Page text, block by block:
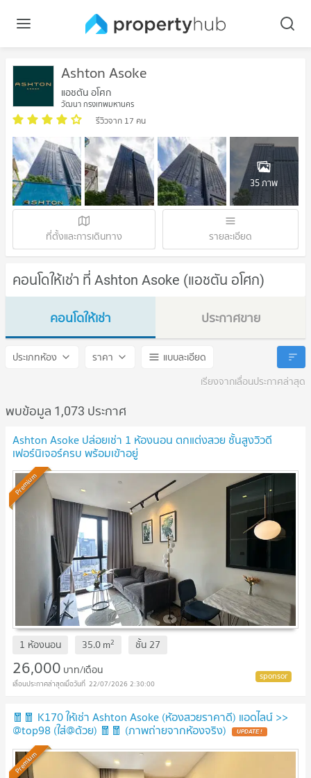
Ashton Asoke
แอชตัน อโศก
วัฒนา กรุงเทพมหานคร
รีวิวจาก 17 คน
35 ภาพ
ที่ตั้งและการเดินทาง รายละเอียด
คอนโดให้เช่า ที่ Ashton Asoke (แอชตัน อโศก)
คอนโดให้เช่า
Ashton Asoke
ประกาศขาย
Ashton Asoke
ประเภทห้อง ราคา
แบบละเอียด
เรียงจากเลื่อนประกาศล่าสุด
พบข้อมูล 1,073 ประกาศ
Ashton Asoke ปล่อยเช่า 1 ห้องนอน ตกแต่งสวย ชั้นสูงวิวดี
เฟอร์นิเจอร์ครบ พร้อมเข้าอยู่
Premium
1 ห้องนอน 35.0m2 ชั้น 27
26,000 บาท/เดือน
22/07/2026 2:30:00
🧧🧧 K170 ให้เช่า Ashton Asoke (ห้องสวยราคาดี) แอดไลน์ >>
@top98 (ใส่@ด้วย) 🧧🧧 (ภาพถ่ายจากห้องจริง) UPDATE !
Premium